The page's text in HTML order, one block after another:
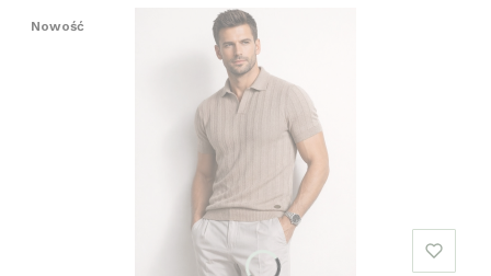
Nowość